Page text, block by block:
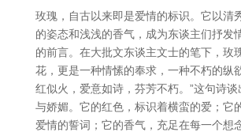
玫瑰，自古以来即是爱情的标识。它以清
的姿态和浅浅的香气，成为东谈主们抒发
的前言。在大批文东谈主文士的笔下，玫
花，更是一种情愫的奉求，一种不朽的纵
红似火，爱意如诗，芬芳不朽。”这句诗
与娇媚。它的红色，标识着横蛮的爱；它
爱情的誓词；它的香气，充足在每一个想